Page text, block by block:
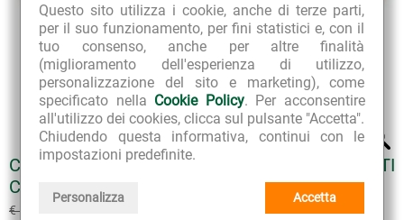
Questo sito utilizza i cookie, anche di terze parti,
per il suo funzionamento, per fini statistici e, con il
tuo consenso, anche per altre finalità
(miglioramento dell'esperienza di utilizzo,
personalizzazione del sito e marketing), come
specificato nella Cookie Policy. Per acconsentire
all'utilizzo dei cookies, clicca sul pulsante "Accetta".
Chiudendo questa informativa, continui con le
impostazioni predefinite.
Personalizza Accetta
COFANETTO IN LEGNO AZZURRO 3 SCOMPARTI
CON INFUSI BIO
€ 17.80 € 16.02